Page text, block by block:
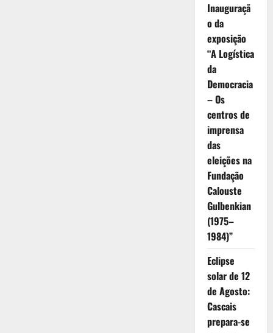
Inauguraçã
o da
exposição
“A Logística
da
Democracia
– Os
centros de
imprensa
das
eleições na
Fundação
Calouste
Gulbenkian
(1975–
1984)”
Eclipse
solar de 12
de Agosto:
Cascais
prepara-se